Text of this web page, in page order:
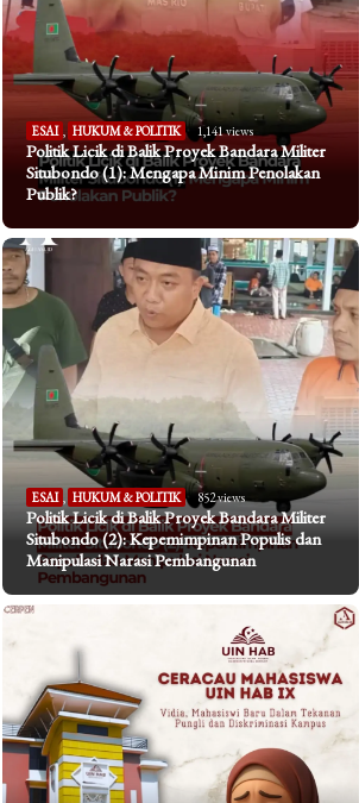
ESAI , HUKUM & POLITIK 1,141 views
Politik Licik di Balik Proyek Bandara Militer
Situbondo (1): Mengapa Minim Penolakan
Publik?
ESAI HUKUM & POLITIK 852 views
Politik Licik di Balik Proyek Bandara Militer
Situbondo (2): Kepemimpinan Populis dan
Manipulasi Narasi Pembangunan